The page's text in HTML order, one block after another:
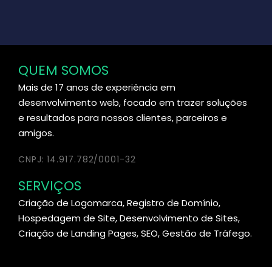
QUEM SOMOS
Mais de 17 anos de experiência em
desenvolvimento web, focado em trazer soluções
e resultados para nossos clientes, parceiros e
amigos.
CNPJ: 14.917.782/0001-32
SERVIÇOS
Criação de Logomarca, Registro de Domínio,
Hospedagem de Site, Desenvolvimento de Sites,
Criação de Landing Pages, SEO, Gestão de Tráfego.